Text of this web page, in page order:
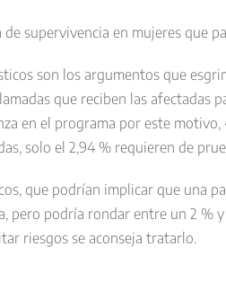
de supervivencia en mujeres que
son los argumentos que
que reciben las afectadas
en el programa por este motivo,
solo el 2,94 % requieren de
que podrían implicar que una
pero podría rondar entre un 2 %
riesgos se aconseja tratarlo.